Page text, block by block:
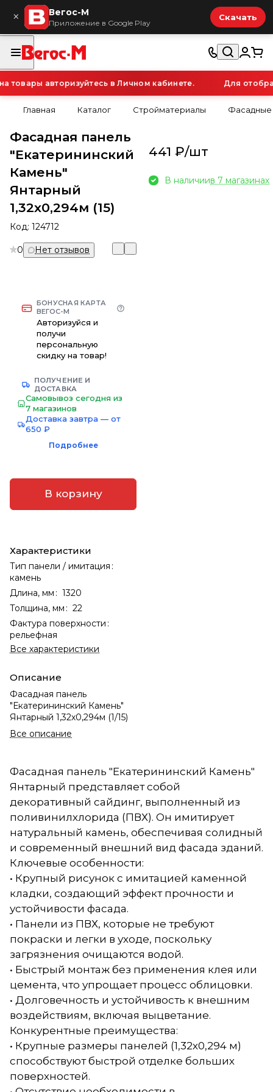
× Вегос-М
Приложение в Google Play
Скачать
авторизуйтесь в Личном кабинете. Для
Главная Каталог Стройматериалы Фасадные
Фасадная панель
"Екатерининский
Камень"
Янтарный
1,32х0,294м (15)
Код: 124712
0 Нет отзывов
БОНУСНАЯ КАРТА
ВЕГОС-М
Авторизуйся и
получи
персональную
скидку на товар!
ПОЛУЧЕНИЕ И
ДОСТАВКА
Самовывоз сегодня из
7 магазинов
Доставка завтра — от
650 ₽
Подробнее
В корзину
Характеристики
Тип панели / имитация :
камень
Длина, мм : 1320
Толщина, мм : 22
Фактура поверхности :
рельефная
Все характеристики
Описание
Фасадная панель
"Екатерининский Камень"
Янтарный 1,32х0,294м (1/15)
Все описание
441 ₽/шт
В наличиив 7 магазинах
Фасадная панель "Екатерининский Камень"
Янтарный представляет собой
декоративный сайдинг, выполненный из
поливинилхлорида (ПВХ). Он имитирует
натуральный камень, обеспечивая солидный
и современный внешний вид фасада зданий.
Ключевые особенности:
• Крупный рисунок с имитацией каменной
кладки, создающий эффект прочности и
устойчивости фасада.
• Панели из ПВХ, которые не требуют
покраски и легки в уходе, поскольку
загрязнения очищаются водой.
• Быстрый монтаж без применения клея или
цемента, что упрощает процесс облицовки.
• Долговечность и устойчивость к внешним
воздействиям, включая выцветание.
Конкурентные преимущества:
• Крупные размеры панелей (1,32х0,294 м)
способствуют быстрой отделке больших
поверхностей.